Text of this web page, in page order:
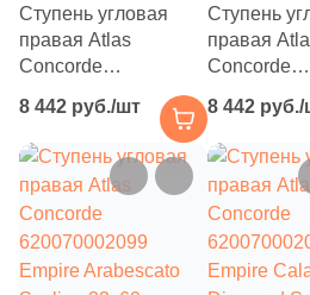
Ступень угловая
правая Atlas
Concorde
Empire Lasa Scalino
33x60 бежевая
матовая под камень
8 442 руб./шт
Ступень
правая
Concorde
Empire
Scalino
бежевая
под камень
8 442